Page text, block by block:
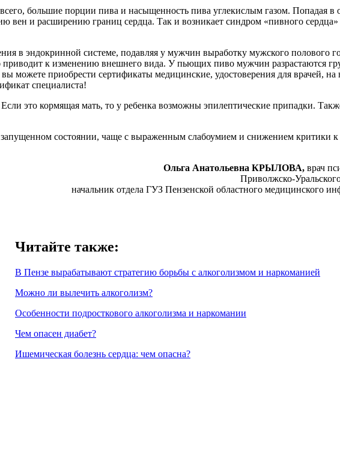
большие порции пива и насыщенность пива углекислым газом. Попадая в
вен и расширению границ сердца. Так и возникает синдром «пивного сердца»
в эндокринной системе, подавляя у мужчин выработку мужского полового
к изменению внешнего вида. У пьющих пиво мужчин разрастаются
приобрести сертификаты медицинские, удостоверения для врачей, на
специалиста!
это кормящая мать, то у ребенка возможны эпилептические припадки.
состоянии, чаще с выраженным слабоумием и снижением критики
Ольга Анатольевна КРЫЛОВА, врач
Приволжско-
начальник отдела ГУЗ Пензенской областного медицинского
Читайте также:
В Пензе вырабатывают стратегию борьбы с алкоголизмом и наркоманией
Можно ли вылечить алкоголизм?
Особенности подросткового алкоголизма и наркомании
Чем опасен диабет?
Ишемическая болезнь сердца: чем опасна?